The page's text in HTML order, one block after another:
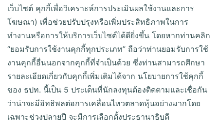
เว็บไซต์ คุกกี้เพื่อวิเคราะห์การประเมินผลใช้งานและการ
โฆษณา) เพื่อช่วยปรับปรุงหรือเพิ่มประสิทธิภาพในการ
ทำงานหรือการให้บริการเว็บไซต์ได้ดียิ่งขึ้น โดยหากท่านคลิก
“ยอมรับการใช้งานคุกกี้ทุกประเภท” ถือว่าท่านยอมรับการใช้
งานคุกกี้อื่นนอกจากคุกกี้ที่จำเป็นด้วย ซึ่งท่านสามารถศึกษา
รายละเอียดเกี่ยวกับคุกกี้เพิ่มเติมได้จาก นโยบายการใช้คุกกี้
ของ ธปท. นี้เป็น 5 ประเด็นที่นักลงทุนต้องติดตามและเชื่อกัน
ว่าน่าจะมีอิทธิพลต่อการเคลื่อนไหวตลาดหุ้นอย่างมากโดย
เฉพาะช่วงปลายปี จะมีการเลือกตั้งประธานาธิบดี